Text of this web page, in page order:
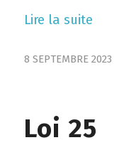
Lire la suite
8 SEPTEMBRE 2023
Loi 25